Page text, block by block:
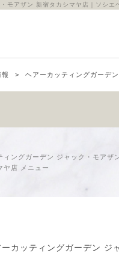
モアザン 新宿タカシマヤ店｜ソシエ
報 ヘアーカッティングガーデ
ィングガーデン ジャック・モアザ
ヤ店 メニュー
ーカッティングガーデン ジ